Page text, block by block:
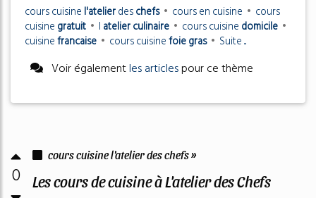
cours cuisine l'atelierdeschefs • cours en cuisine • cours
cuisine gratuit • l atelier culinaire • cours cuisine domicile •
cuisinefrancaise • cours cuisinefoie gras • Suite ...
Voir égalementles articlespour ce thème
0
cours cuisine l'atelier des chefs »
Les cours de cuisine à L'atelier des Chefs